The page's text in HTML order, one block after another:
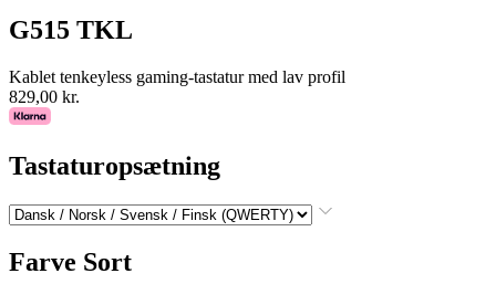
G515 TKL
Kablet tenkeyless gaming-tastatur med lav profil
829,00 kr.
Tastaturopsætning
Farve Sort